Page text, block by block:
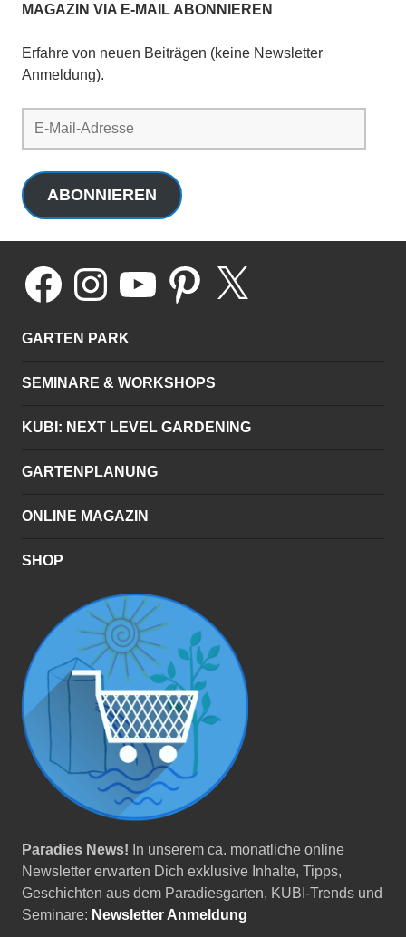
MAGAZIN VIA E-MAIL ABONNIEREN
Erfahre von neuen Beiträgen (keine Newsletter
Anmeldung).
ABONNIEREN
FacebookInstagramYouTubePinterestX
GARTEN PARK
SEMINARE & WORKSHOPS
KUBI: NEXT LEVEL GARDENING
GARTENPLANUNG
ONLINE MAGAZIN
SHOP
Paradies News! In unserem ca. monatliche online
Newsletter erwarten Dich exklusive Inhalte, Tipps,
Geschichten aus dem Paradiesgarten, KUBI-Trends und
Seminare: Newsletter Anmeldung